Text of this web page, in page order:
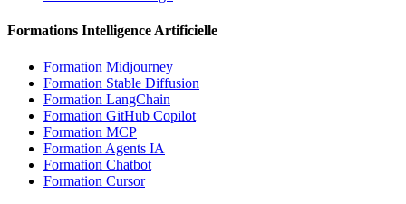
Formations Intelligence Artificielle
Formation Midjourney
Formation Stable Diffusion
Formation LangChain
Formation GitHub Copilot
Formation MCP
Formation Agents IA
Formation Chatbot
Formation Cursor